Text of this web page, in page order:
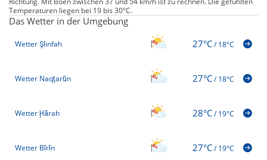
Temperaturen liegen bei 19 bis 30°C.
Das Wetter in der Umgebung
Wetter Şlinfah 27°C/18°C
Wetter Naqţarūn 27°C/18°C
Wetter Ḩārah 28°C/19°C
Wetter Bīrīn 27°C/19°C